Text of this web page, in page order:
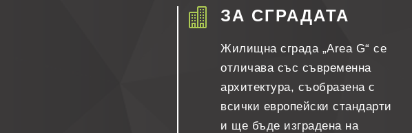
 ЗА СГРАДАТА
Жилищна сграда „Area G“ се
отличава със съвременна
архитектура, съобразена с
всички европейски стандарти
и ще бъде изградена на